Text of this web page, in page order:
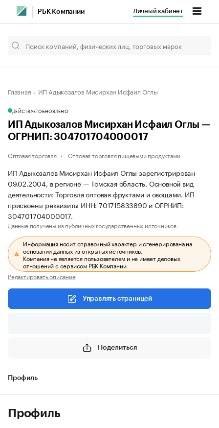
РБК Компании Личный кабинет
Главная ИП Адыкозалов Мисирхан Исфаил Оглы
ДЕЙСТВУЕТОБНОВЛЕНО
ИП Адыкозалов Мисирхан Исфаил Оглы —
ОГРНИП: 304701704000017
Оптовая торговля Оптовая торговля пищевыми продуктами
ИП Адыкозалов Мисирхан Исфаил Оглы зарегистрирован
09.02.2004, в регионе — Томская область. Основной вид
деятельности: Торговля оптовая фруктами и овощами. ИП
присвоены реквизиты ИНН: 701715833890 и ОГРНИП:
304701704000017.
Данные получены из публичных государственных источников.
Информация носит справочный характер и сгенерирована на
основании данных из открытых источников.
Компания не является пользователем и не имеет деловых
отношений с сервисом РБК Компании.
Редактировать описание
Управлять страницей
Поделиться
Профиль
Профиль